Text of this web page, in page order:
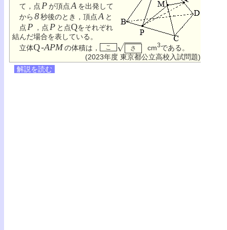
て，点Pが頂点A を出発して
から 8秒後のとき，頂点A と
点P ，点P と点Qをそれぞれ
結んだ場合を表している。
立体Q-APMの体積は， こ さ
cm3である。
(2023年度 東京都公立高校入試問題)
解説を読む